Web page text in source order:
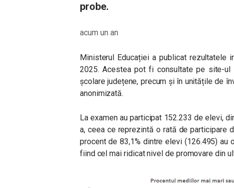
probe.
acum un an
Ministerul Educației a publicat rezultatele
2025. Acestea pot fi consultate pe site-ul
școlare județene, precum și în unitățile de
anonimizată.
La examen au participat 152.233 de elevi,
a, ceea ce reprezintă o rată de participare
procent de 83,1% dintre elevi (126.495) au
fiind cel mai ridicat nivel de promovare din